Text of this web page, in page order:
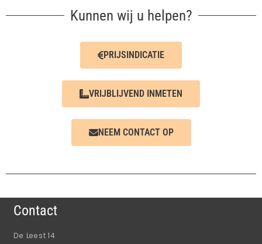
Kunnen wij u helpen?
PRIJSINDICATIE
VRIJBLIJVEND INMETEN
NEEM CONTACT OP
Contact
De Leest 14